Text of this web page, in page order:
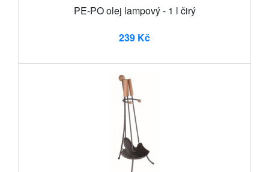
PE-PO olej lampový - 1 l čirý
239 Kč